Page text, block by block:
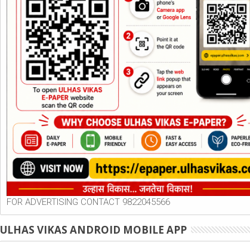
FOR ADVERTISING CONTACT 9822045566
ULHAS VIKAS ANDROID MOBILE APP